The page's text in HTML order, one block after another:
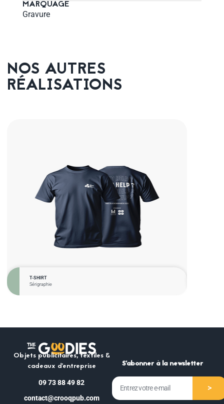
MARQUAGE
Gravure
NOS AUTRES
RÉALISATIONS
T-SHIRT
Sérigraphie
Objets publicitaires, textiles &
cadeaux d’entreprise
09 73 88 49 82
contact@crooqpub.com
S’abonner à la newsletter
>